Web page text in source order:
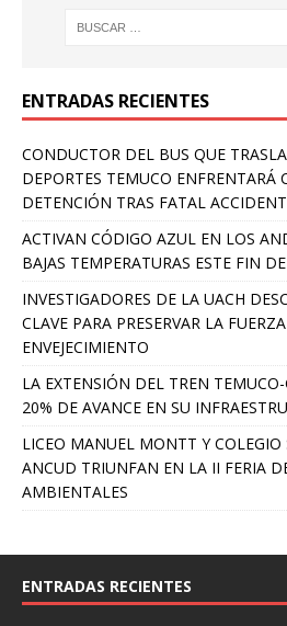
ENTRADAS RECIENTES
CONDUCTOR DEL BUS QUE
DEPORTES TEMUCO ENFRENTARÁ
DETENCIÓN TRAS FATAL
ACTIVAN CÓDIGO AZUL EN LOS
BAJAS TEMPERATURAS ESTE FIN
INVESTIGADORES DE LA UACH
CLAVE PARA PRESERVAR LA
ENVEJECIMIENTO
LA EXTENSIÓN DEL TREN
20% DE AVANCE EN SU
LICEO MANUEL MONTT Y
ANCUD TRIUNFAN EN LA II FERIA
AMBIENTALES
ENTRADAS RECIENTES